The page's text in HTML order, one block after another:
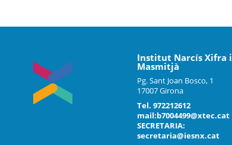
Institut Narcís Xifra i
Masmitjà
Pg. Sant Joan Bosco, 1
17007 Girona
Tel. 972212612
mail:b7004499@xtec.cat
SECRETARIA:
secretaria@iesnx.cat